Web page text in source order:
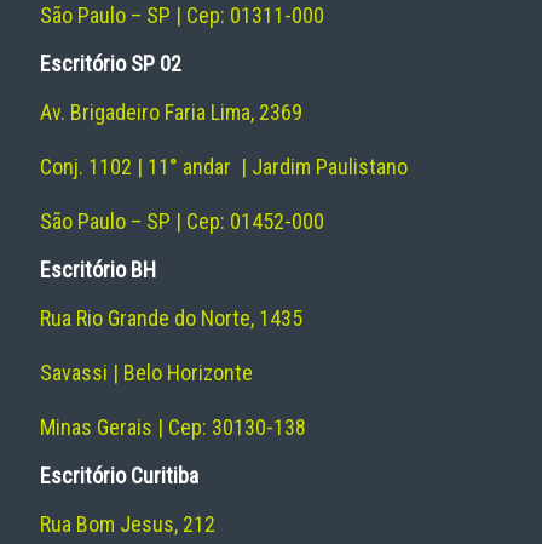
São Paulo – SP | Cep: 01311-000
Escritório SP 02
Av. Brigadeiro Faria Lima, 2369
Conj. 1102 | 11° andar | Jardim Paulistano
São Paulo – SP | Cep: 01452-000
Escritório BH
Rua Rio Grande do Norte, 1435
Savassi | Belo Horizonte
Minas Gerais | Cep: 30130-138
Escritório Curitiba
Rua Bom Jesus, 212